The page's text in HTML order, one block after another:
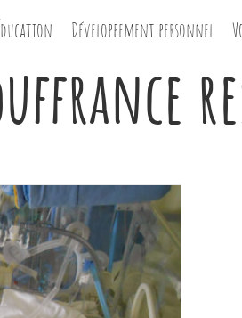
Développement personnel